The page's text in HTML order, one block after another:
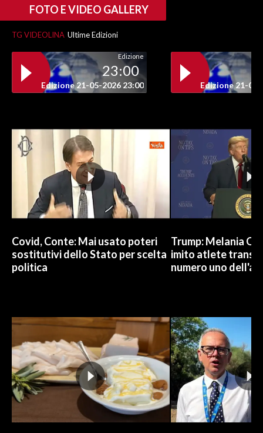
FOTO E VIDEO GALLERY
TG VIDEOLINA Ultime Edizioni
Edizione
23:00
Edizione 21-05-2026 23:00 Edizione 21-05-
Covid, Conte: Mai usato poteri
sostitutivi dello Stato per scelta
politica
Trump: Melania
imito atlete trans,
numero uno